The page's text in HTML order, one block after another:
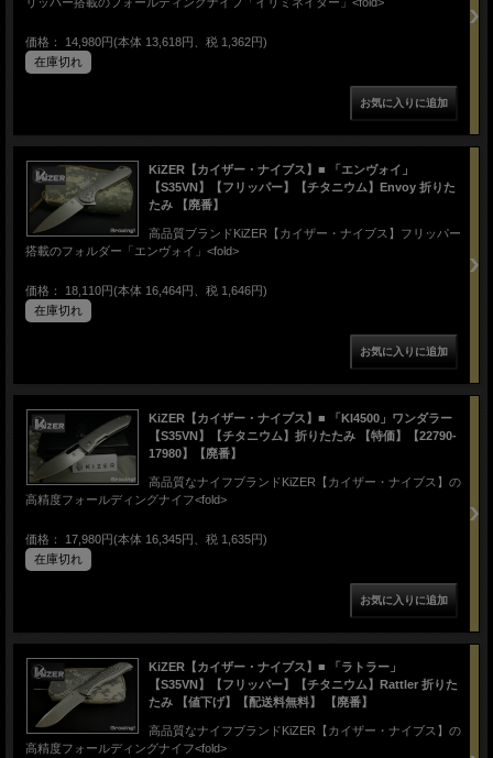
価格： 14,980円(本体 13,618円、税 1,362円)
在庫切れ
KiZER【カイザー・ナイブス】■ 「エンヴォイ」
【S35VN】【フリッパー】【チタニウム】Envoy 折りた
たみ 【廃番】
高品質ブランドKiZER【カイザー・ナイブス】フリッパー
搭載のフォルダー「エンヴォイ」<fold>
価格： 18,110円(本体 16,464円、税 1,646円)
在庫切れ
KiZER【カイザー・ナイブス】■ 「KI4500」ワンダラー
【S35VN】【チタニウム】折りたたみ 【特価】【22790-
17980】【廃番】
高品質なナイフブランドKiZER【カイザー・ナイブス】の
高精度フォールディングナイフ<fold>
価格： 17,980円(本体 16,345円、税 1,635円)
在庫切れ
KiZER【カイザー・ナイブス】■ 「ラトラー」
【S35VN】【フリッパー】【チタニウム】Rattler 折りた
たみ 【値下げ】【配送料無料】 【廃番】
高品質なナイフブランドKiZER【カイザー・ナイブス】の
高精度フォールディングナイフ<fold>